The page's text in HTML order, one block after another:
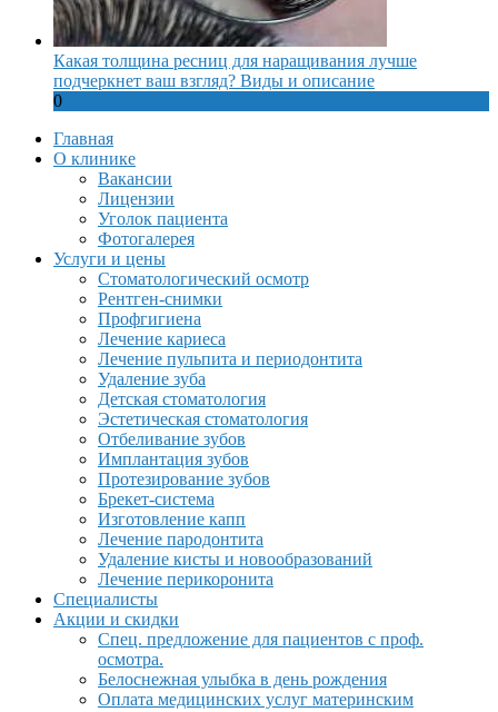
Какая толщина ресниц для наращивания лучше
подчеркнет ваш взгляд? Виды и описание
0
Главная
О клинике
Вакансии
Лицензии
Уголок пациента
Фотогалерея
Услуги и цены
Стоматологический осмотр
Рентген-снимки
Профгигиена
Лечение кариеса
Лечение пульпита и периодонтита
Удаление зуба
Детская стоматология
Эстетическая стоматология
Отбеливание зубов
Имплантация зубов
Протезирование зубов
Брекет-система
Изготовление капп
Лечение пародонтита
Удаление кисты и новообразований
Лечение перикоронита
Специалисты
Акции и скидки
Спец. предложение для пациентов с проф.
осмотра.
Белоснежная улыбка в день рождения
Оплата медицинских услуг материнским